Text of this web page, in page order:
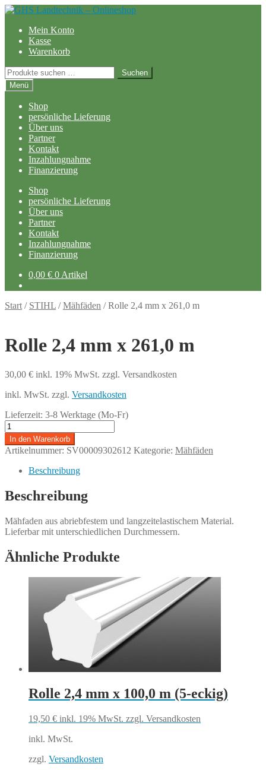
Zur
springen
Zum
springenMein Konto
Kasse
Warenkorb
Suchen
nach:
Suchen
Menü
Shop
persönliche Lieferung
Über uns
Partner
Kontakt
Inzahlungnahme
Finanzierung
Shop
persönliche Lieferung
Über uns
Partner
Kontakt
Inzahlungnahme
Finanzierung
0,00 € 0 Artikel
Start / STIHL /Mähfäden /Rolle 2,4 mm x 261,0 m
Rolle 2,4 mm x 261,0 m
30,00 € inkl. 19% MwSt. zzgl. Versandkosten
inkl. MwSt. zzgl. Versandkosten
Lieferzeit: 3-8 Werktage (Mo-Fr)
Rolle
2,4
mm
x
261,0
Menge
In den Warenkorb
Artikelnummer: SV00009302612 Kategorie: Mähfäden
Beschreibung
Beschreibung
Mähfaden aus abriebfestem und langzeitelastischem Material.
Lieferbar mit unterschiedlichen Durchmessern.
Ähnliche Produkte
Rolle 2,4 mm x 100,0 m (5-eckig)
19,50 € inkl. 19% MwSt. zzgl. Versandkosten
inkl. MwSt.
zzgl. Versandkosten